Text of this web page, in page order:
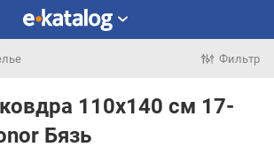
Фильтр
110х140 см 17-
Бязь